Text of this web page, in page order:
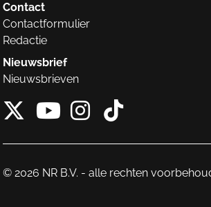
Contact
Contactformulier
Redactie
Nieuwsbrief
Nieuwsbrieven
X van NieuwRechts
Instagram
Tiktok
© 2026 NR B.V. - alle rechten